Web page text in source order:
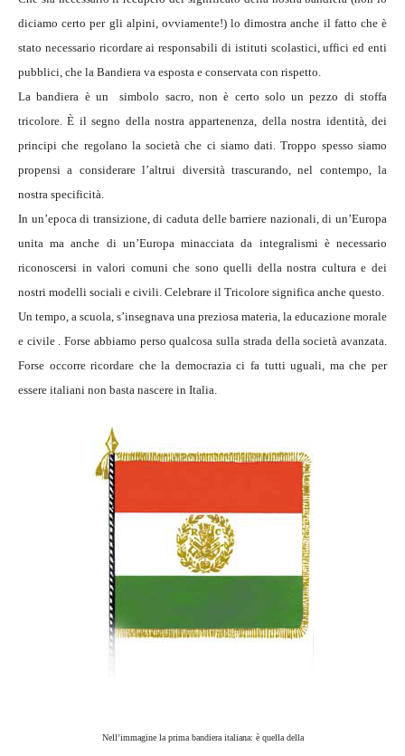
diciamo certo per gli alpini, ovviamente!) lo dimostra anche il fatto che è
stato necessario ricordare ai responsabili di istituti scolastici, uffici ed enti
pubblici, che la Bandiera va esposta e conservata con rispetto.
La bandiera è un simbolo sacro, non è certo solo un pezzo di stoffa
tricolore. È il segno della nostra appartenenza, della nostra identità, dei
principi che regolano la società che ci siamo dati. Troppo spesso siamo
propensi a considerare l’altrui diversità trascurando, nel contempo, la
nostra specificità.
In un’epoca di transizione, di caduta delle barriere nazionali, di un’Europa
unita ma anche di un’Europa minacciata da integralismi è necessario
riconoscersi in valori comuni che sono quelli della nostra cultura e dei
nostri modelli sociali e civili. Celebrare il Tricolore significa anche questo.
Un tempo, a scuola, s’insegnava una preziosa materia, la educazione morale
e civile . Forse abbiamo perso qualcosa sulla strada della società avanzata.
Forse occorre ricordare che la democrazia ci fa tutti uguali, ma che per
essere italiani non basta nascere in Italia.
Nell’immagine la prima bandiera italiana: è quella della